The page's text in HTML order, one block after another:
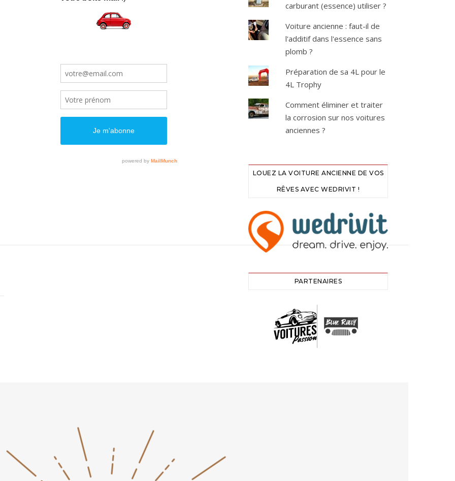
carburant (essence) utiliser ?
Voiture ancienne : faut-il de
l'additif dans l'essence sans
plomb ?
Préparation de sa 4L pour le
4L Trophy
Comment éliminer et traiter
la corrosion sur nos voitures
anciennes ?
LOUEZ LA VOITURE ANCIENNE DE VOS
RÊVES AVEC WEDRIVIT !
PARTENAIRES